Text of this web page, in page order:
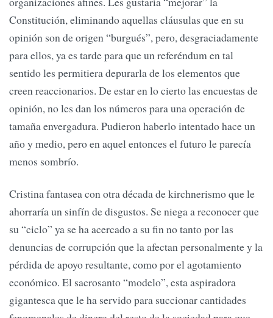
Constitución, eliminando aquellas cláusulas que en su
opinión son de origen “burgués”, pero, desgraciadamente
para ellos, ya es tarde para que un referéndum en tal
sentido les permitiera depurarla de los elementos que
creen reaccionarios. De estar en lo cierto las encuestas de
opinión, no les dan los números para una operación de
tamaña envergadura. Pudieron haberlo intentado hace un
año y medio, pero en aquel entonces el futuro le parecía
menos sombrío.
Cristina fantasea con otra década de kirchnerismo que le
ahorraría un sinfín de disgustos. Se niega a reconocer que
su “ciclo” ya se ha acercado a su fin no tanto por las
denuncias de corrupción que la afectan personalmente y la
pérdida de apoyo resultante, como por el agotamiento
económico. El sacrosanto “modelo”, esta aspiradora
gigantesca que le ha servido para succionar cantidades